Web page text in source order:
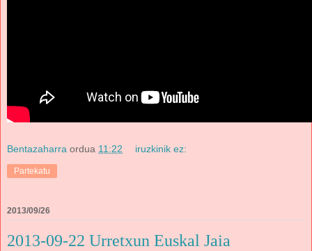
Bentazaharra ordua 11:22 iruzkinik ez:
Partekatu
2013/09/26
2013-09-22 Urretxun Euskal Jaia